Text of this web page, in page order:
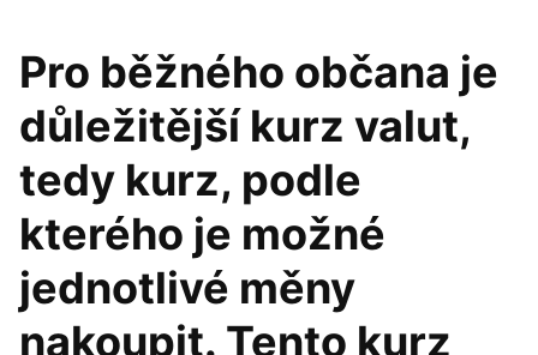
Pro běžného občana je
důležitější kurz valut,
tedy kurz, podle
kterého je možné
jednotlivé měny
nakoupit. Tento kurz